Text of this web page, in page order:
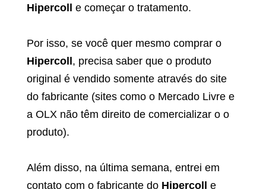
Hipercoll
e começar o tratamento.
Por isso, se você quer mesmo comprar o
Hipercoll , precisa saber que o produto
original é vendido somente através do site
do fabricante (sites como o Mercado Livre e
a OLX não têm direito de comercializar o o
produto).
Além disso, na última semana, entrei em
contato com o fabricante do Hipercoll
e